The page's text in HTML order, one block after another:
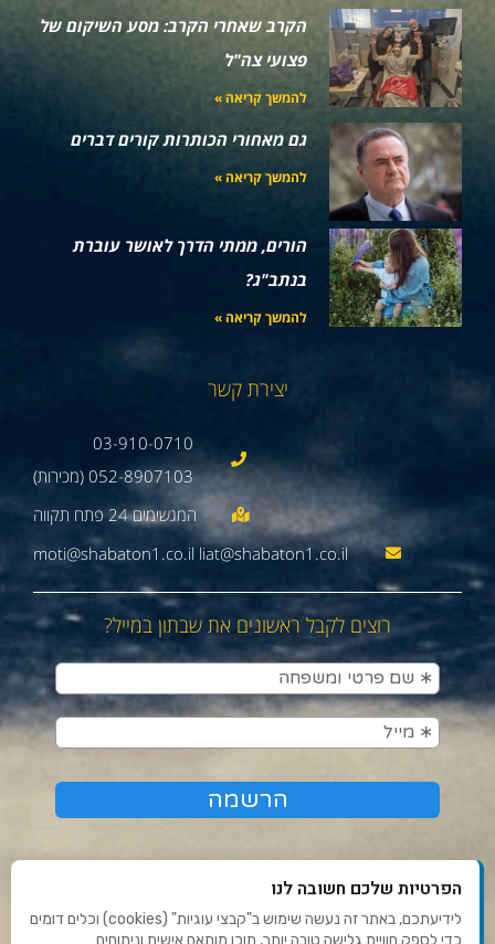
הקרב שאחרי הקרב: מסע השיקום של
פצועי צה"ל
להמשך קריאה »
גם מאחורי הכותרות קורים דברים
להמשך קריאה »
הורים, ממתי הדרך לאושר עוברת
בנתב"ג?
להמשך קריאה »
יצירת קשר
03-910-0710
052-8907103 (מכירות)
moti@shabaton1.co.il liat@shabaton1.co.il
רוצים לקבל ראשונים את שבתון במייל?
הפרטיות שלכם חשובה לנו
לידיעתכם, באתר זה נעשה שימוש ב"קבצי עוגיות" (cookies) וכלים דומים
כדי לספק חוויית גלישה טובה יותר, תוכן מותאם אישית וניתוחים